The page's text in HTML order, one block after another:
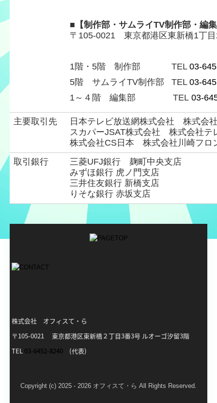
■【制作部・サムライTV制作部・編
〒105-0021 東京都港区東新橋1丁
1階・5階 制作部 TEL 03-
5階 サムライTV制作部 TEL 03-
1～４階 編集部 TEL 03-
主要取引先
日本テレビ放送網株式会社 株式会
スカパーJSAT株式会社 株式会社
株式会社CS日本 株式会社川崎フロ
取引銀行
三菱UFJ銀行 麹町中央支店
みずほ銀行 虎ノ門支店
三井住友銀行 新橋支店
りそな銀行 赤坂支店
株式会社 オフィスて・ら
〒105-0021 東京都港区東新橋２丁目3番3号 ルオーゴ汐留3階
TEL 03-6452-8240 (代表)
Copyright (c) 2025 - 2026 オフィスて・ら All Rights Reserved.